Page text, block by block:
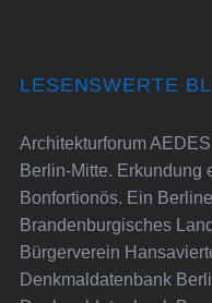
LESENSWERTE
Architekturforum AEDES
Berlin-Mitte. Erkundung
Bonfortionös. Ein
Brandenburgisches
Bürgerverein
Denkmaldatenbank